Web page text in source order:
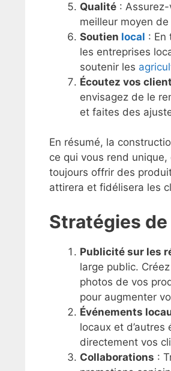
Qualité :
meilleur moyen
Soutien local : En
les entreprises
soutenir les
Écoutez vos
envisagez de le
et faites des
En résumé, la
ce qui vous rend
toujours offrir des
attirera et fidélisera les
Stratégies
Publicité sur les
large public.
photos de vos
pour augmenter
Événements
locaux et
directement vos
Collaborations :